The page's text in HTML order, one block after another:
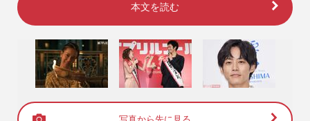
本文を読む